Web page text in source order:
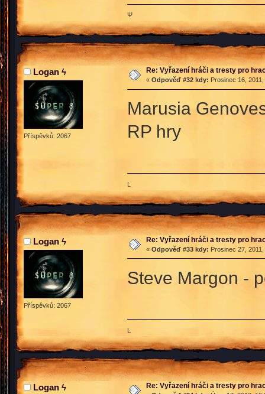
Ψ
Logan ϟ
Příspěvků: 2067
Re: Vyřazení hráči a tresty pro
« Odpověď #32 kdy: Prosinec 16,
Marusia
RP hry
L
Logan ϟ
Příspěvků: 2067
Re: Vyřazení hráči a tresty pro
« Odpověď #33 kdy: Prosinec 27,
Steve Margon -
L
Logan ϟ Re: Vyřazení hráči a tresty pro